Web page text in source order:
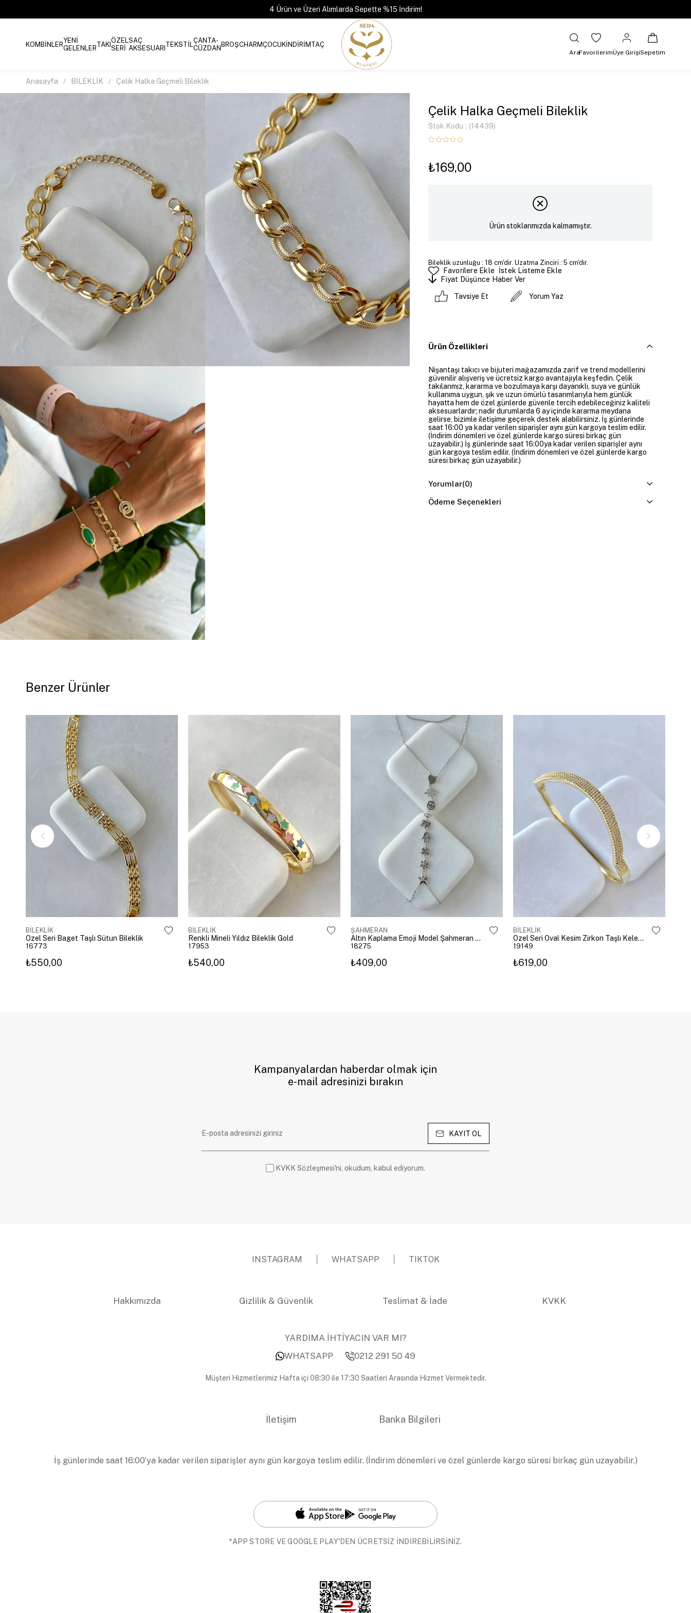
4 Ürün ve Üzeri Alımlarda Sepette %15 İndirim!
KOMBİNLERYENİ
GELENLERTAKIÖZEL
SERİ
SAÇ
AKSESUARI TEKSTİLÇANTA-
CÜZDANBROŞCHARMÇOCUKİNDİRİMTAÇ
AraFavorilerimÜye GirişiSepetim
Anasayfa BİLEKLİK Çelik Halka Geçmeli Bileklik
Çelik Halka Geçmeli Bileklik
Stok Kodu (14439)
₺169,00
Ürün stoklarımızda kalmamıştır.
Bileklik uzunluğu : 18 cm'dir. Uzatma Zinciri : 5 cm'dir.
Favorilere Ekle
İstek Listeme Ekle
Fiyat Düşünce Haber Ver
Tavsiye Et Yorum Yaz
Ürün Özellikleri
Nişantaşı takıcı ve bijuteri mağazamızda zarif ve trend modellerini
güvenilir alışveriş ve ücretsiz kargo avantajıyla keşfedin. Çelik
takılarımız, kararma ve bozulmaya karşı dayanıklı, suya ve günlük
kullanıma uygun, şık ve uzun ömürlü tasarımlarıyla hem günlük
hayatta hem de özel günlerde güvenle tercih edebileceğiniz kaliteli
aksesuarlardır; nadir durumlarda 6 ay içinde kararma meydana
gelirse, bizimle iletişime geçerek destek alabilirsiniz. İş günlerinde
saat 16:00 ya kadar verilen siparişler aynı gün kargoya teslim edilir.
(İndirim dönemleri ve özel günlerde kargo süresi birkaç gün
uzayabilir.) İş günlerinde saat 16:00ya kadar verilen siparişler aynı
gün kargoya teslim edilir. (İndirim dönemleri ve özel günlerde kargo
süresi birkaç gün uzayabilir.)
Yorumlar(0)
Ödeme Seçenekleri
Benzer Ürünler
BİLEKLİK
Özel Seri Baget Taşlı Sütun Bileklik
16773
₺550,00
BİLEKLİK
Renkli Mineli Yıldız Bileklik Gold
17953
₺540,00
ŞAHMERAN
Altın Kaplama Emoji Model Şahmeran Gümüş
18275
₺409,00
BİLEKLİK
Özel Seri Oval Kesim Zirkon Taşlı Kelepçe Gold
19149
₺619,00
Kampanyalardan haberdar olmak için
e-mail adresinizi bırakın
KAYIT OL
KVKK Sözleşmesi'ni, okudum, kabul ediyorum.
INSTAGRAM WHATSAPP TIKTOK
Hakkımızda Gizlilik & Güvenlik Teslimat & İade KVKK
YARDIMA İHTİYACIN VAR MI?
WHATSAPP
0212 291 50 49
Müşteri Hizmetlerimiz Hafta içi 08:30 ile 17:30 Saatleri Arasında Hizmet Vermektedir.
İletişim Banka Bilgileri
İş günlerinde saat 16:00’ya kadar verilen siparişler aynı gün kargoya teslim edilir. (İndirim dönemleri ve özel günlerde kargo süresi birkaç gün uzayabilir.)
*APP STORE VE GOOGLE PLAY'DEN ÜCRETSİZ İNDİREBİLİRSİNİZ.